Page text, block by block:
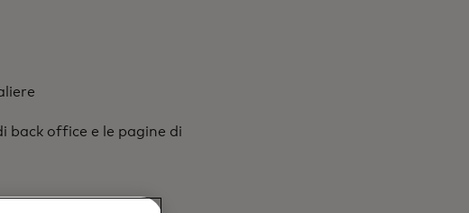
back office e le pagine di